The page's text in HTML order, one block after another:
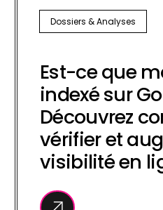
Dossiers & Analyses
Est-ce que
indexé sur
Découvrez
vérifier et
visibilité en